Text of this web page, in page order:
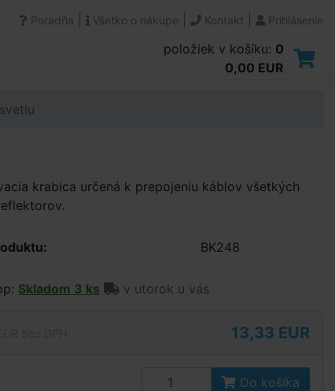
Poradňa Všetko o nákupe Kontakt Prihlásenie
položiek v košíku: 0
0,00 EUR
krabica určená k prepojeniu káblov všetkých
BK248
Skladom 3 ks v utorok u vás
13,33 EUR
Do košíka